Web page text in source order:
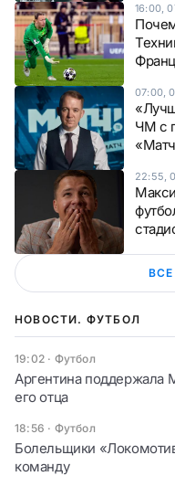
16:00,
07:00,
ЧМ с
22:55,
НОВОСТИ. ФУТБОЛ
19:02 · Футбол
Аргентина поддержала
его отца
18:56 · Футбол
Болельщики
команду